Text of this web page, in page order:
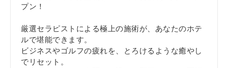
プン！
厳選セラピストによる極上の施術が、あなたのホテ
ルで堪能できます。
ビジネスやゴルフの疲れを、とろけるような癒やし
でリセット。